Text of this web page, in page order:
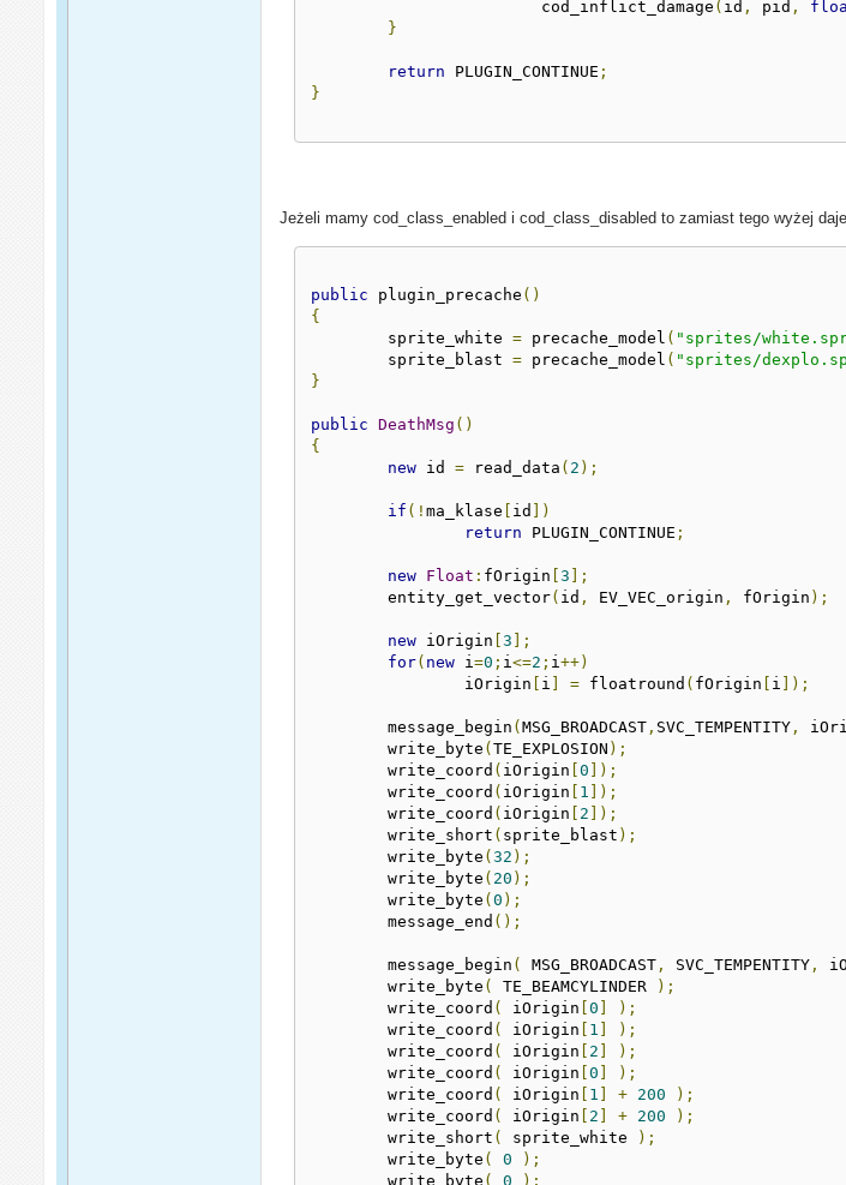
			cod_inflict_damage
( id , pid ,
}
return PLUGIN_CONTINUE ;
}
Jeżeli mamy cod_class_enabled i cod_class_disabled to zamiast tego wyżej
public plugin_precache ()
{
	sprite_white
= precache_model ( "sprites/
	sprite_blast
= precache_model ( "sprites/
}
public DeathMsg ()
{
new id = read_data ( 2 );
if (!ma_klase [ id ])
return PLUGIN_CONTINUE ;
new Float : fOrigin [3 ];
	entity_get_vector
( id , EV_VEC_origin , fOrigin );
new iOrigin [3 ];
for( new i=0 ; i<=2 ; i++)
		iOrigin
[ i ] = floatround ( fOrigin [ i ]);
	message_begin
(MSG_BROADCAST , SVC_TEMPENTITY ,
	write_byte
(TE_EXPLOSION );
	write_coord
( iOrigin [0 ]);
	write_coord
( iOrigin [ 1 ]);
	write_coord
( iOrigin [ 2 ]);
	write_short
( sprite_blast );
	write_byte
(32 );
	write_byte
( 20 );
	write_byte
(0 );
	message_end
();
	message_begin
( MSG_BROADCAST , SVC_TEMPENTITY ,
	write_byte
( TE_BEAMCYLINDER
);
	write_coord
( iOrigin [0 ]
);
	write_coord
( iOrigin [ 1 ]
);
	write_coord
( iOrigin [ 2 ]
);
	write_coord
( iOrigin [0 ]
);
	write_coord
( iOrigin [ 1 ] + 200
);
	write_coord
( iOrigin [ 2 ] + 200
);
	write_short
( sprite_white
);
	write_byte
( 0
);
	write_byte
( 0 );